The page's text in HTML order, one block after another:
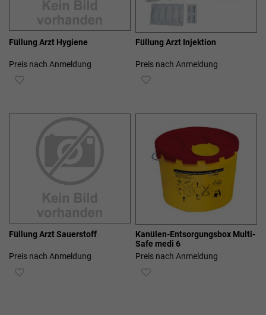
Füllung Arzt Hygiene
Preis nach Anmeldung
ZUR
HINZUFÜGEN
Füllung Arzt Injektion
Preis nach Anmeldung
ZUR
Füllung Arzt Sauerstoff
Preis nach Anmeldung
ZUR
Kanülen-Entsorgungsbox Multi-
Safe medi 6
Preis nach Anmeldung
ZUR